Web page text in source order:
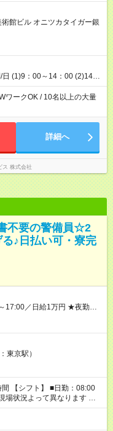
！（20時間×1，226円）
♪ 【試用期間】試用期間なし
館ビル オニツカタイガー銀
(1)9：00～14：00 (2)14：
働4時間／休憩1時間
ワークOK / 10名以上の大量
詳細へ
ス 株式会社
不要の警備員☆2
♪日払い可・寮完
選べる支払い方
渡しです♪ ■残業手当
ど 【試用期間】
東京駅）
【シフト】 ■日勤：08:00
状況よって異なります ※早
☆現場
ご希望の方は「日勤＋夜